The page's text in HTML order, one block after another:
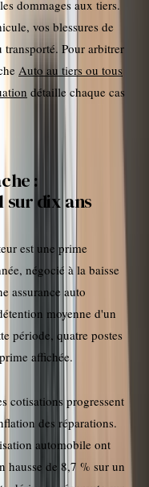
les dommages aux tiers.
vos blessures de
transporté. Pour arbitrer
Auto au tiers ou tous
détaille chaque cas
:
dix ans
est une prime
négocié à la baisse
assurance auto
moyenne d'un
période, quatre postes
affichée.
cotisations progressent
des réparations.
automobile ont
hausse de 8,7 % sur un